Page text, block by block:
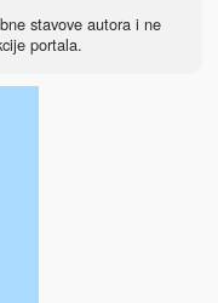
stavove autora i ne
portala.